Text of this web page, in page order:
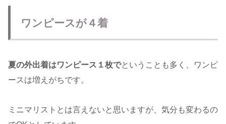
ワンピースが４着
夏の外出着はワンピース１枚でということも多く、ワンピ
ースは増えがちです。
ミニマリストとは言えないと思いますが、気分も変わるの